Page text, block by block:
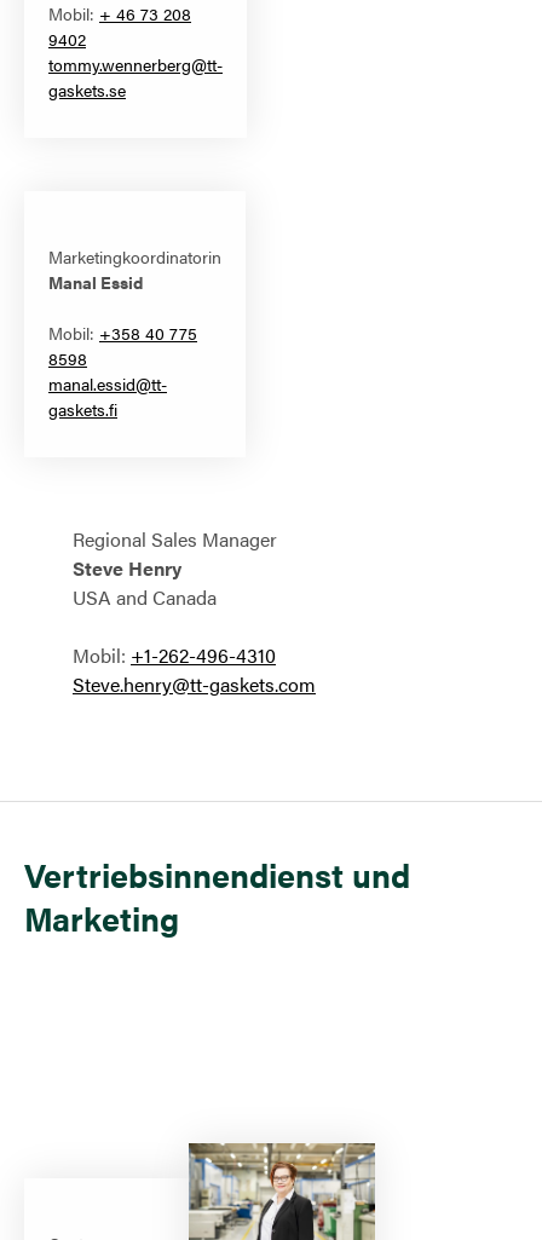
Mobil: + 46 73 208
9402
tommy.wennerberg@tt-
gaskets.se
Marketingkoordinatorin
Manal Essid
Mobil: +358 40 775
8598
manal.essid@tt-
gaskets.fi
Regional Sales Manager
Steve Henry
USA and Canada
Mobil: +1-262-496-4310
Steve.henry@tt-gaskets.com
Vertriebsinnendienst und
Marketing